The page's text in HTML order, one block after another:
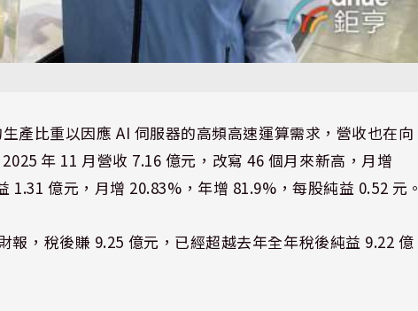
產比重以因應 AI 伺服器的高頻高速運算需求，營收也在向
年 11 月營收 7.16 億元，改寫 46 個月來新高，月增
億元，月增 20.83%，年增 81.9%，每股純益 0.52 元。
，稅後賺 9.25 億元，已經超越去年全年稅後純益 9.22 億